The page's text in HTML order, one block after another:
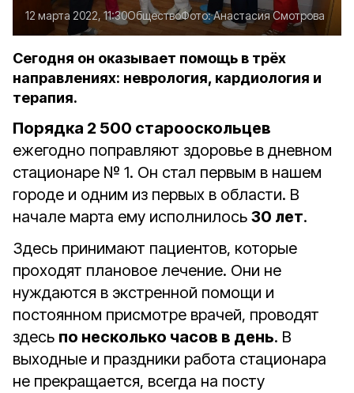
12 марта 2022, 11:30ОбществоФото:Анастасия Смотрова
Сегодня он оказывает помощь в трёх
направлениях: неврология, кардиология и
терапия.
Порядка 2 500 старооскольцев
ежегодно поправляют здоровье в дневном
стационаре № 1. Он стал первым в нашем
городе и одним из первых в области. В
начале марта ему исполнилось 30 лет.
Здесь принимают пациентов, которые
проходят плановое лечение. Они не
нуждаются в экстренной помощи и
постоянном присмотре врачей, проводят
здесь по несколько часов в день. В
выходные и праздники работа стационара
не прекращается, всегда на посту